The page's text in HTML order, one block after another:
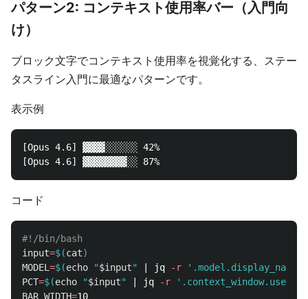
パターン2: コンテキスト使用率バー（入門向
け）
ブロック文字でコンテキスト使用率を視覚化する、ステー
タスライン入門に最適なパターンです。
表示例
[Opus 4.6] ▓▓▓▓░░░░░░ 42%
コード
#!/bin/bash
input=$(cat)
MODEL =$(echo "$input" | jq -r
'.model.display_name
PCT=$(echo "$input" | jq -r
BAR_WIDTH=